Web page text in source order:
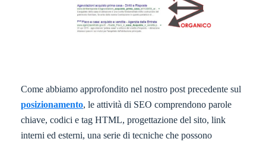
Come abbiamo approfondito nel nostro post precedente sul
posizionamento, le attività di SEO comprendono parole
chiave, codici e tag HTML, progettazione del sito, link
interni ed esterni, una serie di tecniche che possono